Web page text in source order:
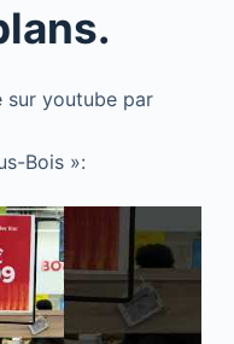
sur youtube par
Bois »: